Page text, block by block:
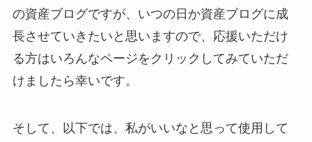
の資産ブログですが、いつの日か資産ブログに成
長させていきたいと思いますので、応援いただけ
る方はいろんなページをクリックしてみていただ
けましたら幸いです。
そして、以下では、私がいいなと思って使用して